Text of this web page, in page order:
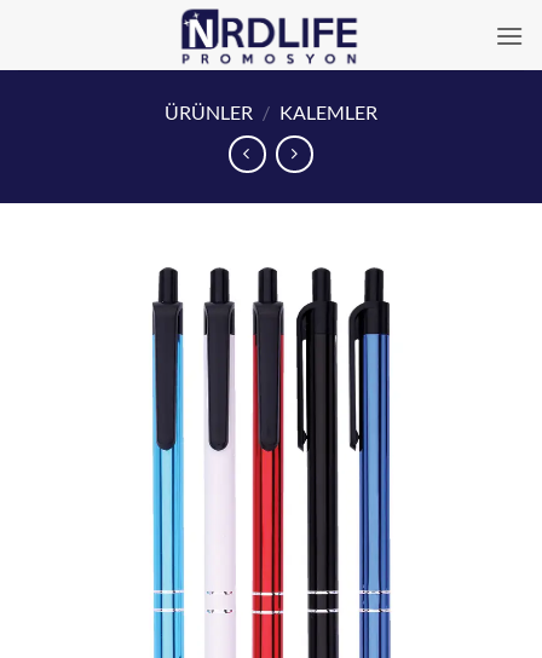
ÜRÜNLER / KALEMLER